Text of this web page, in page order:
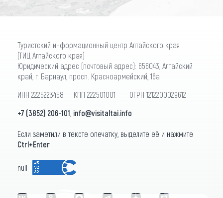
Туристский информационный центр Алтайского края
(ТИЦ Алтайского края)
Юридический адрес (почтовый адрес): 656043, Алтайский
край, г. Барнаул, просп. Красноармейский, 16а
ИНН 2225223458 КПП 222501001 ОГРН 1212200029612
+7 (3852) 206-101 info@visitaltai.info
Если заметили в тексте опечатку, выделите её и нажмите
Ctrl+Enter
null